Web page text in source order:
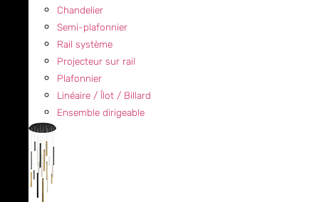
Chandelier
Semi-plafonnier
Rail système
Projecteur sur rail
Plafonnier
Linéaire / Îlot / Billard
Ensemble dirigeable